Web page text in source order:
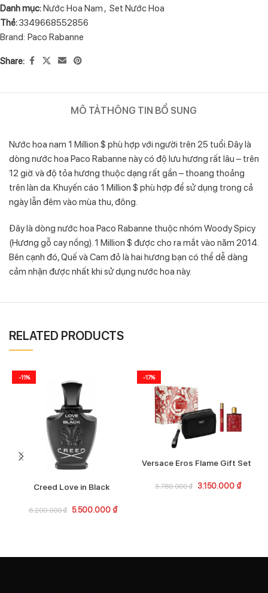
Danh mục:Nước Hoa Nam , Set Nước Hoa
Thẻ:3349668552856
Brand: Paco Rabanne
Share:
MÔ TẢTHÔNG TIN BỔ SUNG
Nước hoa nam 1 Million $ phù hợp với người trên 25 tuổi.Đây là
dòng nước hoa Paco Rabanne này có độ lưu hương rất lâu – trên
12 giờ. và độ tỏa hương thuộc dạng rất gần – thoang thoảng
trên làn da. Khuyến cáo 1 Million $ phù hợp để sử dụng trong cả
ngày lẫn đêm vào mùa thu, đông.
Đây là dòng nước hoa Paco Rabanne thuộc nhóm Woody Spicy
(Hương gỗ cay nồng). 1 Million $ được cho ra mắt vào năm 2014.
Bên cạnh đó, Quế và Cam đỏ là hai hương bạn có thể dễ dàng
cảm nhận được nhất khi sử dụng nước hoa này.
RELATED PRODUCTS
-11%
Creed Love in Black
6.200.000₫ 5.500.000 ₫
-17%
Versace Eros Flame Gift Set
3.780.000₫ 3.150.000 ₫